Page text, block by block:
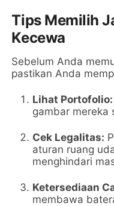
Tips Memilih
Kecewa
Sebelum Anda
pastikan Anda
Lihat Portofolio:
gambar mereka
Cek Legalitas:
aturan ruang
menghindari
Ketersediaan
membawa